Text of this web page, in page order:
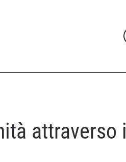
attraverso il